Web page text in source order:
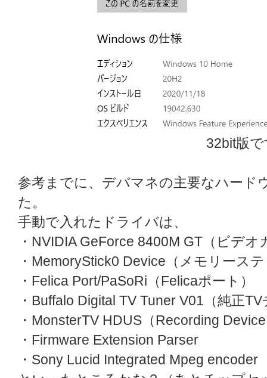
32bit版
参考までに、デバマネの主要なハード
た。
手動で入れたドライバは、
・NVIDIA GeForce 8400M GT（ビデオ
・MemoryStick0 Device（メモリース
・Felica Port/PaSoRi（Felicaポート）
・Buffalo Digital TV Tuner V01（純正
・MonsterTV HDUS（Recording
・Firmware Extension Parser
・Sony Lucid Integrated Mpeg encoder